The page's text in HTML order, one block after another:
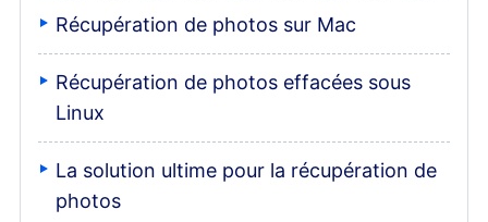
Récupération de photos sur Mac
Récupération de photos effacées sous
Linux
La solution ultime pour la récupération de
photos